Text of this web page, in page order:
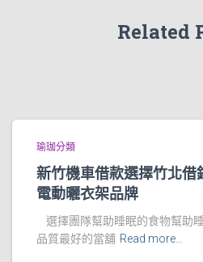
Related
瑜珈分類
新竹機車借款選擇竹北借
電動曬衣架品牌
選擇團隊幫助睡眠的食物幫助
品質最好的當舖 Read more…